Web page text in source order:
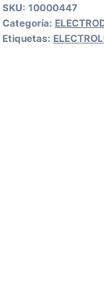
SKU: 10000447
Categoría:
Etiquetas: